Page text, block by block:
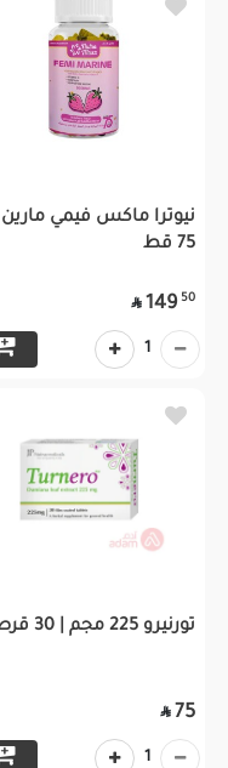
نيوترا ماكس فيمي مارين |
75 قط
50
149

1
تورنيرو 225 مجم | 30 قرص
75

1